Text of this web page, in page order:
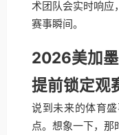
术团队会实时响应
赛事瞬间。
2026美加
提前锁定观
说到未来的体育
点。想象一下，那